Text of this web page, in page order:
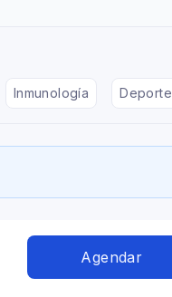
Inmunología Deporte
Agendar